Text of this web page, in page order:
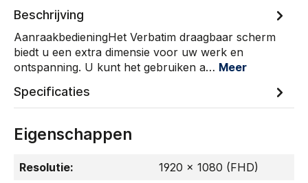
Beschrijving
AanraakbedieningHet Verbatim draagbaar scherm
biedt u een extra dimensie voor uw werk en
ontspanning. U kunt het gebruiken a… Meer
Specificaties
Eigenschappen
Resolutie:
1920 x 1080 (FHD)